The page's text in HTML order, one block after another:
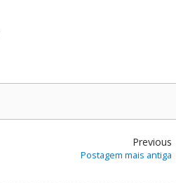
Previous
Postagem mais antiga